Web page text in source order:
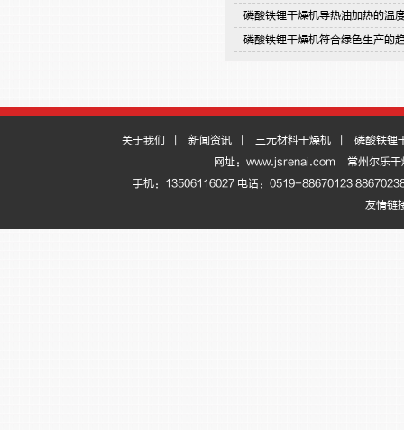
磷酸铁锂干燥机导热油加热的温
磷酸铁锂干燥机符合绿色生产的
关于我们 新闻资讯 三元材料干燥机
磷酸铁锂
网址：www.jsrenai.com
常州尔乐
手机：13506116027 电话：0519-88670123
友情链